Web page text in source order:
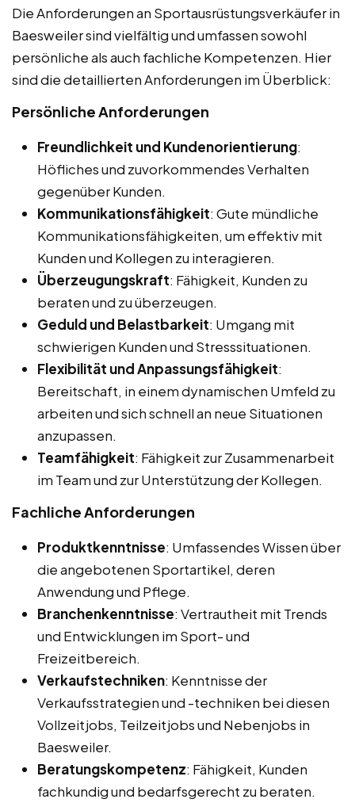
Die Anforderungen an Sportausrüstungsverkäufer in
Baesweiler sind vielfältig und umfassen sowohl
persönliche als auch fachliche Kompetenzen. Hier
sind die detaillierten Anforderungen im Überblick:
Persönliche Anforderungen
Freundlichkeit und Kundenorientierung:
Höfliches und zuvorkommendes Verhalten
gegenüber Kunden.
Kommunikationsfähigkeit: Gute mündliche
Kommunikationsfähigkeiten, um effektiv mit
Kunden und Kollegen zu interagieren.
Überzeugungskraft: Fähigkeit, Kunden zu
beraten und zu überzeugen.
Geduld und Belastbarkeit: Umgang mit
schwierigen Kunden und Stresssituationen.
Flexibilität und Anpassungsfähigkeit:
Bereitschaft, in einem dynamischen Umfeld zu
arbeiten und sich schnell an neue Situationen
anzupassen.
Teamfähigkeit: Fähigkeit zur Zusammenarbeit
im Team und zur Unterstützung der Kollegen.
Fachliche Anforderungen
Produktkenntnisse: Umfassendes Wissen über
die angebotenen Sportartikel, deren
Anwendung und Pflege.
Branchenkenntnisse: Vertrautheit mit Trends
und Entwicklungen im Sport- und
Freizeitbereich.
Verkaufstechniken: Kenntnisse der
Verkaufsstrategien und -techniken bei diesen
Vollzeitjobs, Teilzeitjobs und Nebenjobs in
Baesweiler.
Beratungskompetenz: Fähigkeit, Kunden
fachkundig und bedarfsgerecht zu beraten.